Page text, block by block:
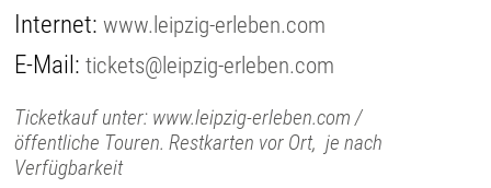
Internet:www.leipzig-erleben.com
E-Mail:tickets@leipzig-erleben.com
Ticketkauf unter: www.leipzig-erleben.com /
öffentliche Touren. Restkarten vor Ort, je nach
Verfügbarkeit